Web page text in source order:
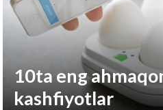
10ta eng
kashfiyotlar